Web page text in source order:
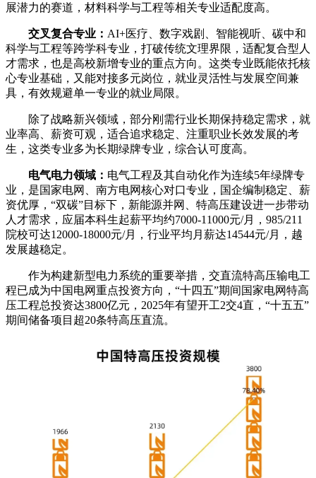
展潜力的赛道，材料科学与工程等相关专业适配度高。
交叉复合专业： AI+医疗、数字戏剧、智能视听、碳中和
科学与工程等跨学科专业，打破传统文理界限，适配复合型人
才需求，也是高校新增专业的重点方向。这类专业既能依托核
心专业基础，又能对接多元岗位，就业灵活性与发展空间兼
具，有效规避单一专业的就业局限。
除了战略新兴领域，部分刚需行业长期保持稳定需求，就
业率高、薪资可观，适合追求稳定、注重职业长效发展的考
生，这类专业多为长期绿牌专业，综合认可度高。
电气电力领域： 电气工程及其自动化作为连续5年绿牌专
业，是国家电网、南方电网核心对口专业，国企编制稳定、薪
资优厚，“双碳”目标下，新能源并网、特高压建设进一步带动
人才需求，应届本科生起薪平均约7000-11000元/月，985/211
院校可达12000-18000元/月，行业平均月薪达14544元/月，越
发展越稳定。
作为构建新型电力系统的重要举措，交直流特高压输电工
程已成为中国电网重点投资方向，“十四五”期间国家电网特高
压工程总投资达3800亿元，2025年有望开工2交4直，“十五五”
期间储备项目超20条特高压直流。